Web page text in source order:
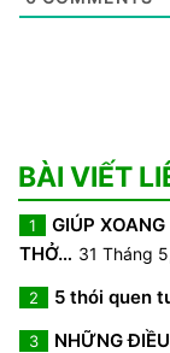
BÀI VIẾT
1
GIÚP
THỞ… 31 Tháng
2 5 thói quen
3
NHỮNG